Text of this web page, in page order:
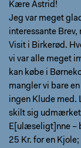
Kære Astrid!
Jeg var meget
interessante
Visit i Birkerød.
vi var alle meget
kan købe i
mangler vi bare
ingen Klude med.
skilt sig
E[ulæseligt]nne –
25 Kr. for en